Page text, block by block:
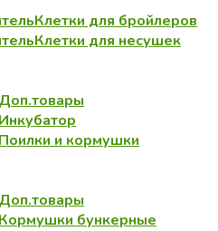
Клетки для бройлеров
Клетки для несушек
Доп.товары
Инкубатор
Поилки и кормушки
Доп.товары
Кормушки бункерные